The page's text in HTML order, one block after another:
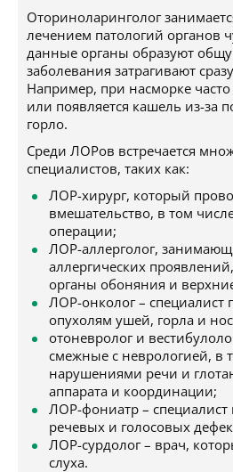
Оториноларинголог
лечением патологий органов
данные органы образуют
заболевания затрагивают
Например, при насморке
или появляется кашель из-за
горло.
Среди ЛОРов встречается
специалистов, таких как:
ЛОР-хирург, который
вмешательство, в том
операции;
ЛОР-аллерголог,
аллергических
органы обоняния и
ЛОР-онколог – специалист
опухолям ушей, горла и
отоневролог и
смежные с неврологией, в
нарушениями речи и
аппарата и координации;
ЛОР-фониатр – специалист
речевых и голосовых
ЛОР-сурдолог – врач,
слуха.